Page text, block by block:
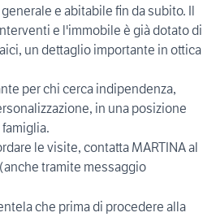
e abitabile fin da subito. Il
e l'immobile è già dotato di
un dettaglio importante in ottica
per chi cerca indipendenza,
in una posizione
le visite, contatta MARTINA al
(anche tramite messaggio
che prima di procedere alla